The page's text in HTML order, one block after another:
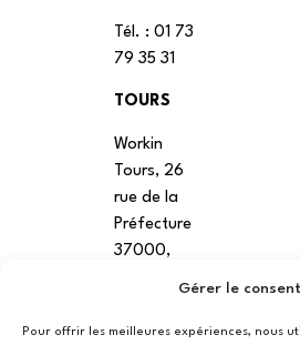
Gérer le
Pour offrir les meilleures expériences, nous
Tél. : 01 73
79 35 31
TOURS
Workin
Tours, 26
rue de la
Préfecture
37000,